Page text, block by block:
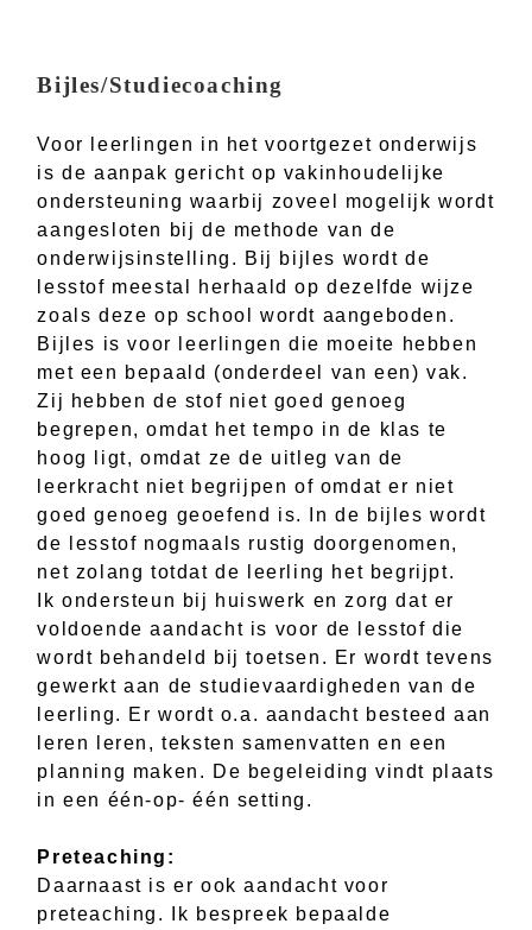
Bijles/Studiecoaching
Voor leerlingen in het voortgezet onderwijs
is de aanpak gericht op vakinhoudelijke
ondersteuning waarbij zoveel mogelijk wordt
aangesloten bij de methode van de
onderwijsinstelling. Bij bijles wordt de
lesstof meestal herhaald op dezelfde wijze
zoals deze op school wordt aangeboden.
Bijles is voor leerlingen die moeite hebben
met een bepaald (onderdeel van een) vak.
Zij hebben de stof niet goed genoeg
begrepen, omdat het tempo in de klas te
hoog ligt, omdat ze de uitleg van de
leerkracht niet begrijpen of omdat er niet
goed genoeg geoefend is. In de bijles wordt
de lesstof nogmaals rustig doorgenomen,
net zolang totdat de leerling het begrijpt.
Ik ondersteun bij huiswerk en zorg dat er
voldoende aandacht is voor de lesstof die
wordt behandeld bij toetsen. Er wordt tevens
gewerkt aan de studievaardigheden van de
leerling. Er wordt o.a. aandacht besteed aan
leren leren, teksten samenvatten en een
planning maken. De begeleiding vindt plaats
in een één-op- één setting.
Preteaching:
Daarnaast is er ook aandacht voor
preteaching. Ik bespreek bepaalde